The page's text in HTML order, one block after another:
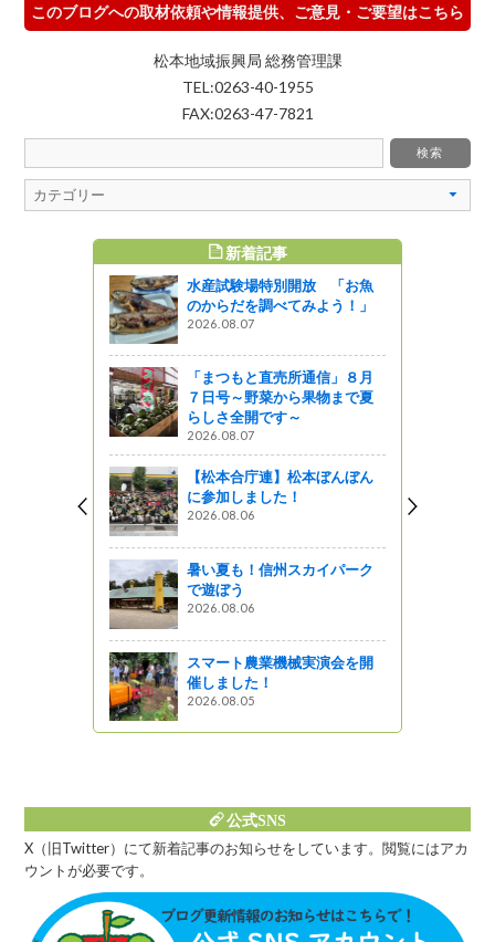
このブログへの取材依頼や情報提供、ご意見・ご要望はこちら
松本地域振興局 総務管理課
TEL:0263-40-1955
FAX:0263-47-7821
新着記事
水産試験場特別開放 「お魚
のからだを調べてみよう！」
2026.08.07
「まつもと直売所通信」８月
７日号～野菜から果物まで夏
らしさ全開です～
2026.08.07
【松本合庁連】松本ぼんぼん
に参加しました！
2026.08.06
暑い夏も！信州スカイパーク
で遊ぼう
2026.08.06
スマート農業機械実演会を開
催しました！
2026.08.05
公式SNS
X（旧Twitter）にて新着記事のお知らせをしています。閲覧にはアカ
ウントが必要です。